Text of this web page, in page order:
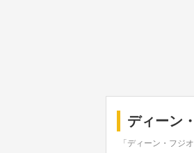
ディーン
「ディーン・フジ